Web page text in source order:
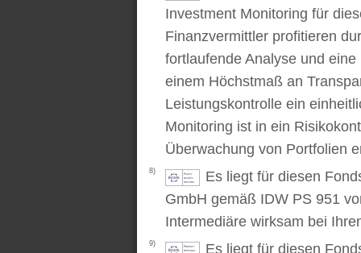
Investment Monitoring für
Finanzvermittler profitieren
fortlaufende Analyse und
einem Höchstmaß an
Leistungskontrolle ein
Monitoring ist in ein
Überwachung von Portfolien
8)
Es liegt für diesen
GmbH gemäß IDW PS 951
Intermediäre wirksam bei
9)
Es liegt für diesen